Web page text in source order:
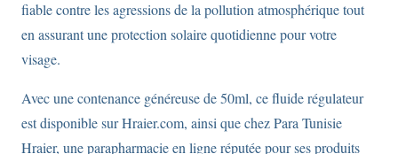
fiable contre les agressions de la pollution atmosphérique tout
en assurant une protection solaire quotidienne pour votre
visage.
Avec une contenance généreuse de 50ml, ce fluide régulateur
est disponible sur Hraier.com, ainsi que chez Para Tunisie
Hraier, une parapharmacie en ligne réputée pour ses produits